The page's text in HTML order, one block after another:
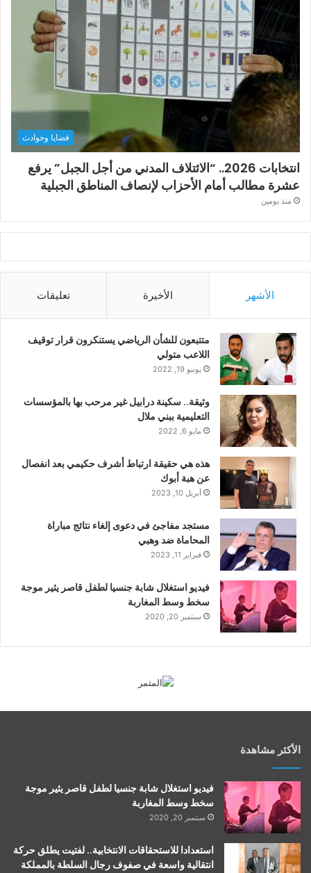
قضايا وحوادث
انتخابات 2026.. “الائتلاف المدني من أجل الجبل” يرفع
عشرة مطالب أمام الأحزاب لإنصاف المناطق الجبلية
منذ يومين
الأشهر الأخيرة تعليقات
متتبعون للشأن الرياضي يستنكرون قرار توقيف
اللاعب متولي
يونيو 19, 2022
وثيقة.. سكينة درابيل غير مرحب بها بالمؤسسات
التعليمية ببني ملال
مايو 6, 2022
هذه هي حقيقة ارتباط أشرف حكيمي بعد انفصال
عن هبة أبوك
أبريل 10, 2023
مستجد مفاجئ في دعوى إلغاء نتائج مباراة
المحاماة ضد وهبي
فبراير 11, 2023
فيديو استغلال شابة جنسيا لطفل قاصر يثير موجة
سخط وسط المغاربة
سبتمبر 20, 2020
الأكثر مشاهدة
فيديو استغلال شابة جنسيا لطفل قاصر يثير موجة
سخط وسط المغاربة
سبتمبر 20, 2020
استعدادا للاستحقاقات الانتخابية.. لفتيت يطلق حركة
انتقالية واسعة في صفوف رجال السلطة بالمملكة